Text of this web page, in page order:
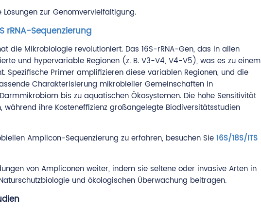
zur Genomvervielfältigung.
rRNA-Sequenzierung
die Mikrobiologie revolutioniert. Das 16S-rRNA-Gen, das in allen
und hypervariable Regionen (z. B. V3-V4, V4-V5), was es zu einem
Spezifische Primer amplifizieren diese variablen Regionen, und die
Charakterisierung mikrobieller Gemeinschaften in
bis zu aquatischen Ökosystemen. Die hohe Sensitivität
ihre Kosteneffizienz großangelegte Biodiversitätsstudien
Amplicon-Sequenzierung zu erfahren, besuchen Sie 16S/18S/ITS
von Ampliconen weiter, indem sie seltene oder invasive Arten in
und ökologischen Überwachung beitragen.